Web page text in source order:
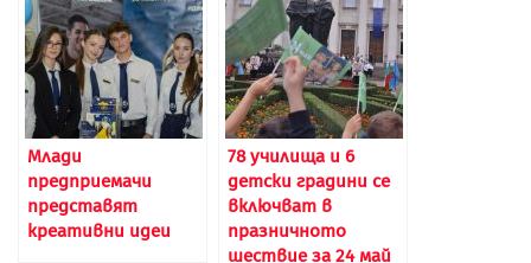
Млади
предприемачи
представят
креативни идеи
78 училища и 6
детски градини се
включват в
празничното
шествие за 24 май